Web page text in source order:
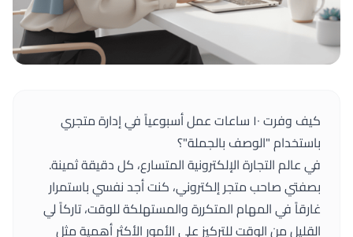
كيف وفرت ١٠ ساعات عمل أسبوعياً في إدارة متجري
باستخدام "الوصف بالجملة"؟
في عالم التجارة الإلكترونية المتسارع، كل دقيقة ثمينة.
بصفتي صاحب متجر إلكتروني، كنت أجد نفسي باستمرار
غارقاً في المهام المتكررة والمستهلكة للوقت، تاركاً لي
القليل من الوقت للتركيز على الأمور الأكثر أهمية مثل